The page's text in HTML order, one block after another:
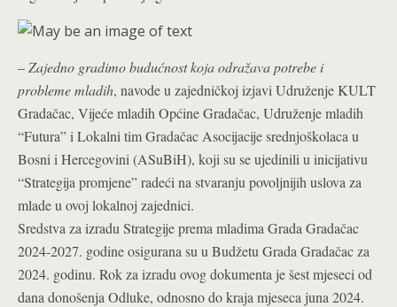
–Zajedno gradimo budućnost koja odražava potrebe i
probleme mladih, navode u zajedničkoj izjavi Udruženje KULT
Gradačac, Vijeće mladih Općine Gradačac, Udruženje mladih
“Futura” i Lokalni tim Gradačac Asocijacije srednjoškolaca u
Bosni i Hercegovini (ASuBiH), koji su se ujedinili u inicijativu
“Strategija promjene” radeći na stvaranju povoljnijih uslova za
mlade u ovoj lokalnoj zajednici.
Sredstva za izradu Strategije prema mladima Grada Gradačac
2024-2027. godine osigurana su u Budžetu Grada Gradačac za
2024. godinu. Rok za izradu ovog dokumenta je šest mjeseci od
dana donošenja Odluke, odnosno do kraja mjeseca juna 2024.